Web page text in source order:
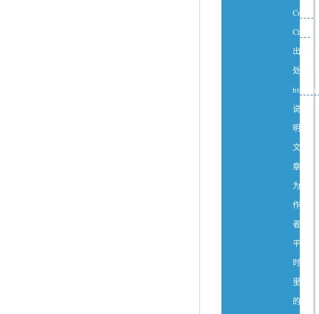
Create
Chen
出
处：
http://
说
明：
文
章
为
作
者
平
时
里
的